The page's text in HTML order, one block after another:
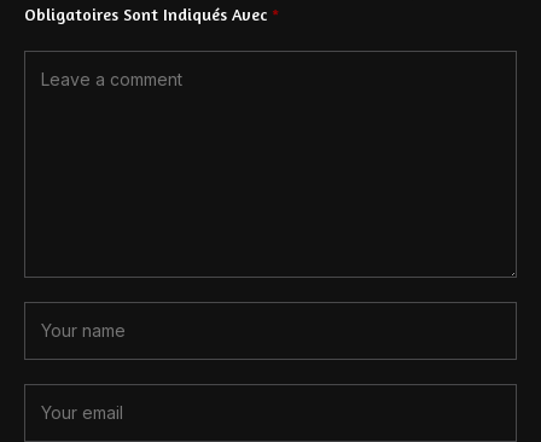
Obligatoires Sont Indiqués Avec *